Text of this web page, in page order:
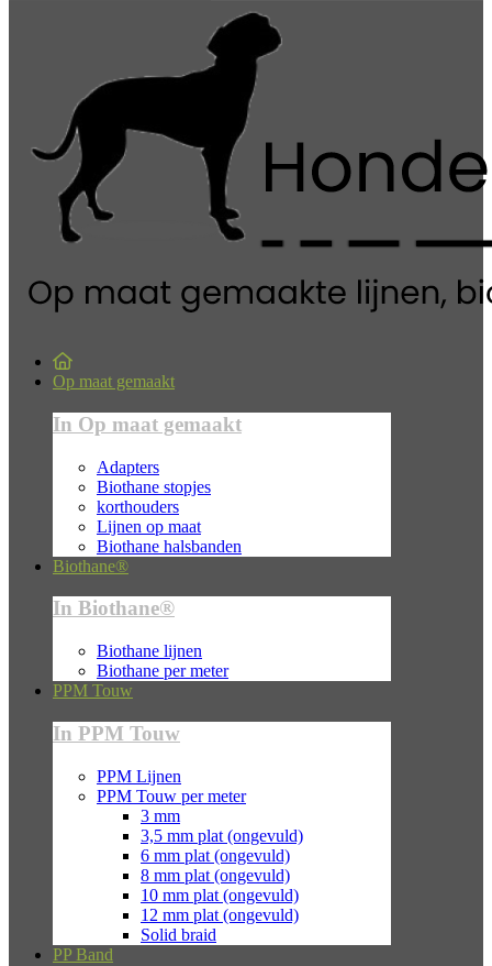
Op maat gemaakt
In Op maat gemaakt
Adapters
Biothane stopjes
korthouders
Lijnen op maat
Biothane halsbanden
Biothane®
In Biothane®
Biothane lijnen
Biothane per meter
PPM Touw
In PPM Touw
PPM Lijnen
PPM Touw per meter
3 mm
3,5 mm plat (ongevuld)
6 mm plat (ongevuld)
8 mm plat (ongevuld)
10 mm plat (ongevuld)
12 mm plat (ongevuld)
Solid braid
PP Band